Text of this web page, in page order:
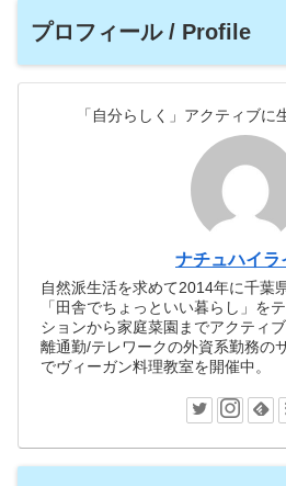
プロフィール / Profile
「自分らしく」アクティブに
ナチュハイラ
自然派生活を求めて2014年に千葉
「田舎でちょっといい暮らし」を
ションから家庭菜園までアクティ
離通勤/テレワークの外資系勤務の
でヴィーガン料理教室を開催中。